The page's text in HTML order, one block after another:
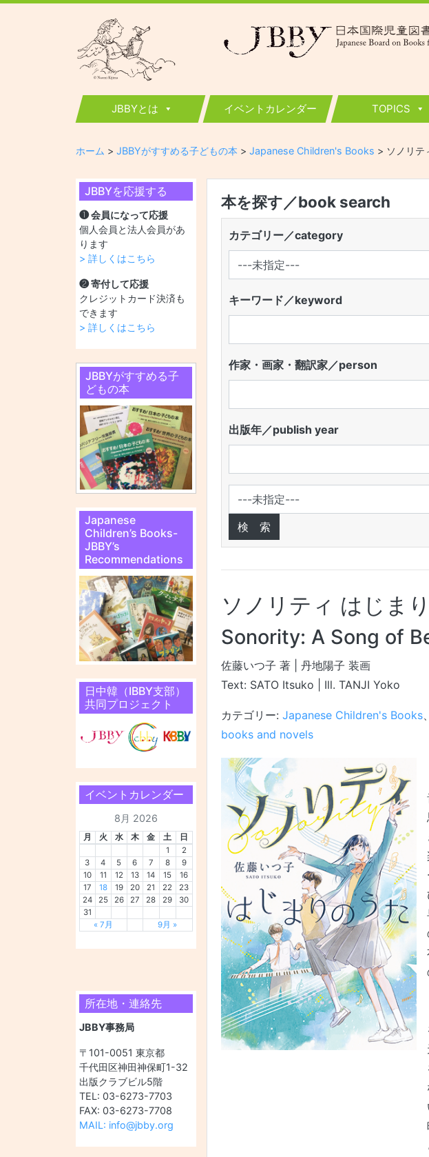
JBBY
日本国際児童図書評議会
JBBYとは イベントカレンダー TOPICS
ホーム > JBBYがすすめる子どもの本 > Japanese Children's Books > ソノリテ
JBBYを応援する
❶ 会員になって応援
個人会員と法人会員があ
ります
> 詳しくはこちら
❷ 寄付して応援
クレジットカード決済も
できます
> 詳しくはこちら
JBBYがすすめる子
どもの本
Japanese
Children’s Books-
JBBY’s
Recommendations
日中韓（IBBY支部）
共同プロジェクト
イベントカレンダー
8月 2026
月 火 水 木 金 土
日
1
2
3
4 5 6 7 8
9
10
11 12 13 14 15
16
17
18 19 20 21 22
23
24
25 26 27 28 29
30
31
« 7月
9月 »
所在地・連絡先
JBBY事務局
〒101-0051 東京都
千代田区神田神保町1-32
出版クラブビル5階
TEL: 03-6273-7703
FAX: 03-6273-7708
MAIL: info@jbby.org
本を探す／book search
カテゴリー／category
キーワード／keyword
作家・画家・翻訳家／person
出版年／publish year
ソノリティ はじま
Sonority: A Song of
佐藤いつ子 著 | 丹地陽子 装画
Text: SATO Itsuko | Ill. TANJI Yoko
カテゴリー: Japanese Children's Books、
books and novels